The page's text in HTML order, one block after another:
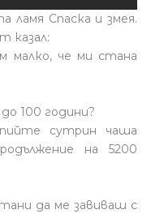
ламя Спаска и змея.
казал:
малко, че ми стана
100 години?
сутрин чаша
на 5200
да ме завиваш с